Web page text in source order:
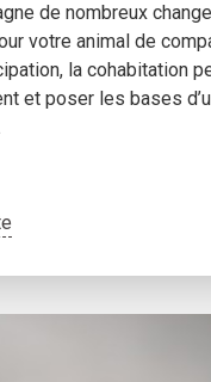
de nombreux
votre animal de
la cohabitation
et poser les bases